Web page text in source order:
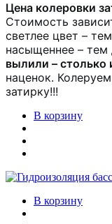
Цена колеровки
Стоимость
светлее цвет –
насыщеннее –
вылили – столько
наценок.
затирку!!!
В корзину
В корзину